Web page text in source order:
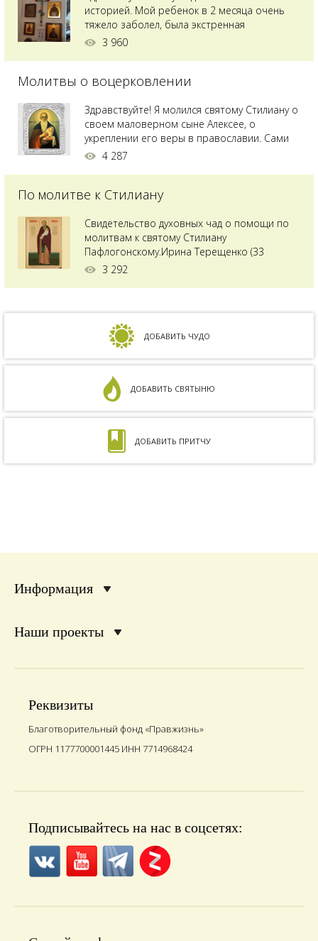
историей. Мой ребенок в 2 месяца очень
тяжело заболел, была экстренная
сложнейшая операция, состояние после
святого Владимира я увидела незнакомую
позже прочитав про него, узнала про
Преподобного...
3 960
Молитвы о воцерковлении
Здравствуйте! Я молился святому Стилиану о
своем маловерном сыне Алексее, о
укреплении его веры в православии. Сами
мы с супругой воцерковлены. Через год
вершину. Приложились к множеству святынь
4 287
По молитве к Стилиану
Свидетельство духовных чад о помощи по
молитвам к святому Стилиану
Пафлогонскому.Ирина Терещенко (33
года):Мы с мужем долгое время пытались
на совместимость показал, что мы с мужем
несовместимы. Кроме того, мне ставили...
3 292
ДОБАВИТЬ ЧУДО
ДОБАВИТЬ СВЯТЫНЮ
ДОБАВИТЬ ПРИТЧУ
Информация
Наши проекты
Реквизиты
Благотворительный фонд «Правжизнь»
ОГРН 1177700001445 ИНН 7714968424
Подписывайтесь на нас в соцсетях: